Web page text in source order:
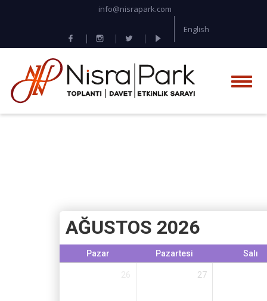
info@nisrapark.com
English
AĞUSTOS 2026
Pazar Pazartesi Salı
27